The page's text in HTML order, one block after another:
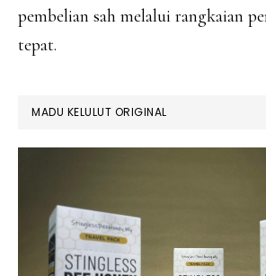
pembelian sah melalui rangkaian
tepat.
MADU KELULUT ORIGINAL